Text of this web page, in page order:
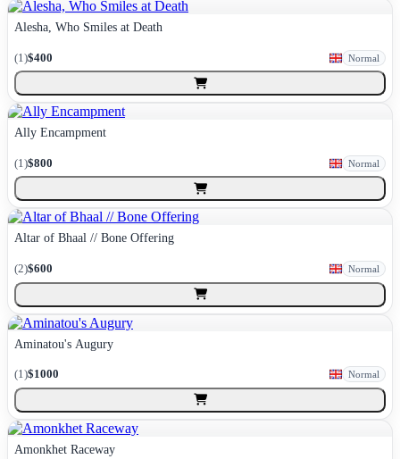
Alesha, Who Smiles at Death
(1)$400 Normal
Ally Encampment
(1)$800 Normal
Altar of Bhaal // Bone Offering
(2)$600 Normal
Aminatou's Augury
(1)$1000 Normal
Amonkhet Raceway